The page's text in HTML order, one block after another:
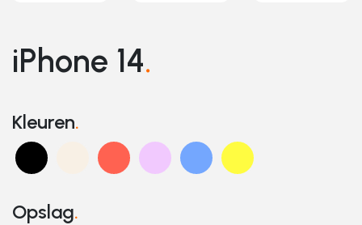
iPhone 14.
Kleuren.
Opslag.